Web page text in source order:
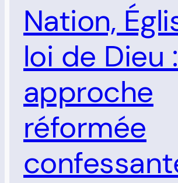
Nation,
loi de Dieu
approche
réformée